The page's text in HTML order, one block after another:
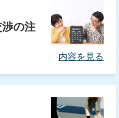
の注
内容を見る